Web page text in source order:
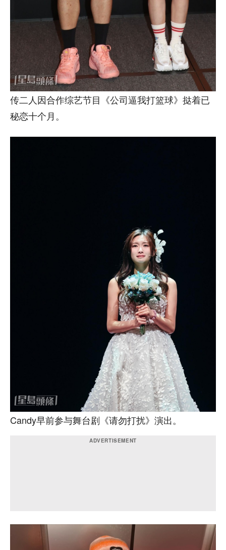
传二人因合作综艺节目《公司逼我打篮球》挞着已
秘恋十个月。
Candy早前参与舞台剧《请勿打扰》演出。